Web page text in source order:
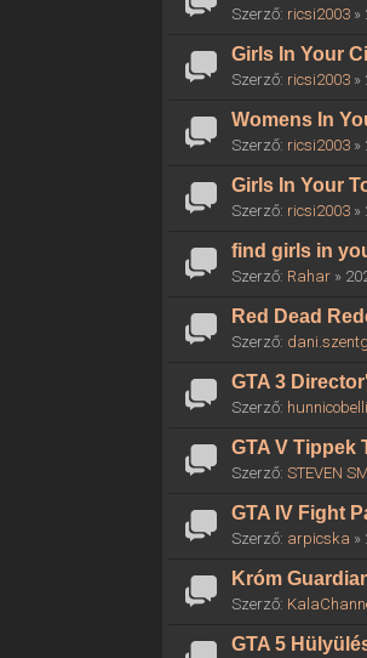
Szerző: ricsi2003 »
Girls In Your
Szerző: ricsi2003 »
Womens In
Szerző: ricsi2003 »
Girls In Your
Szerző: ricsi2003 »
find girls in
Szerző: Rahar »
Red Dead
Szerző:
GTA 3
Szerző:
GTA V Tippek
Szerző:STEVEN
GTA IV Fight
Szerző: arpicska »
Króm
Szerző:
GTA 5